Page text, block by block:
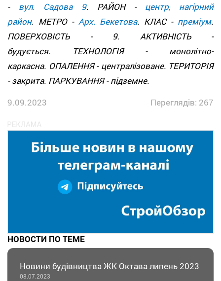
- вул. Садова 9. РАЙОН - центр, нагірний
район. МЕТРО - Арх. Бекетова. КЛАС - преміум.
ПОВЕРХОВІСТЬ - 9. АКТИВНІСТЬ -
будується. ТЕХНОЛОГІЯ - монолітно-
каркасна. ОПАЛЕННЯ - централізоване. ТЕРИТОРІЯ
- закрита. ПАРКУВАННЯ - підземне.
9.09.2023
Переглядів: 267
НОВОСТИ ПО ТЕМЕ
Новини будівництва ЖК Октава липень 2023
08.07.2023